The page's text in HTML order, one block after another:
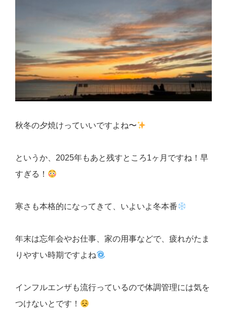
秋冬の夕焼けっていいですよね〜
というか、2025年もあと残すところ1ヶ月ですね！早
すぎる！
寒さも本格的になってきて、いよいよ冬本番
年末は忘年会やお仕事、家の用事などで、疲れがたま
りやすい時期ですよね
インフルエンザも流行っているので体調管理には気を
つけないとです！